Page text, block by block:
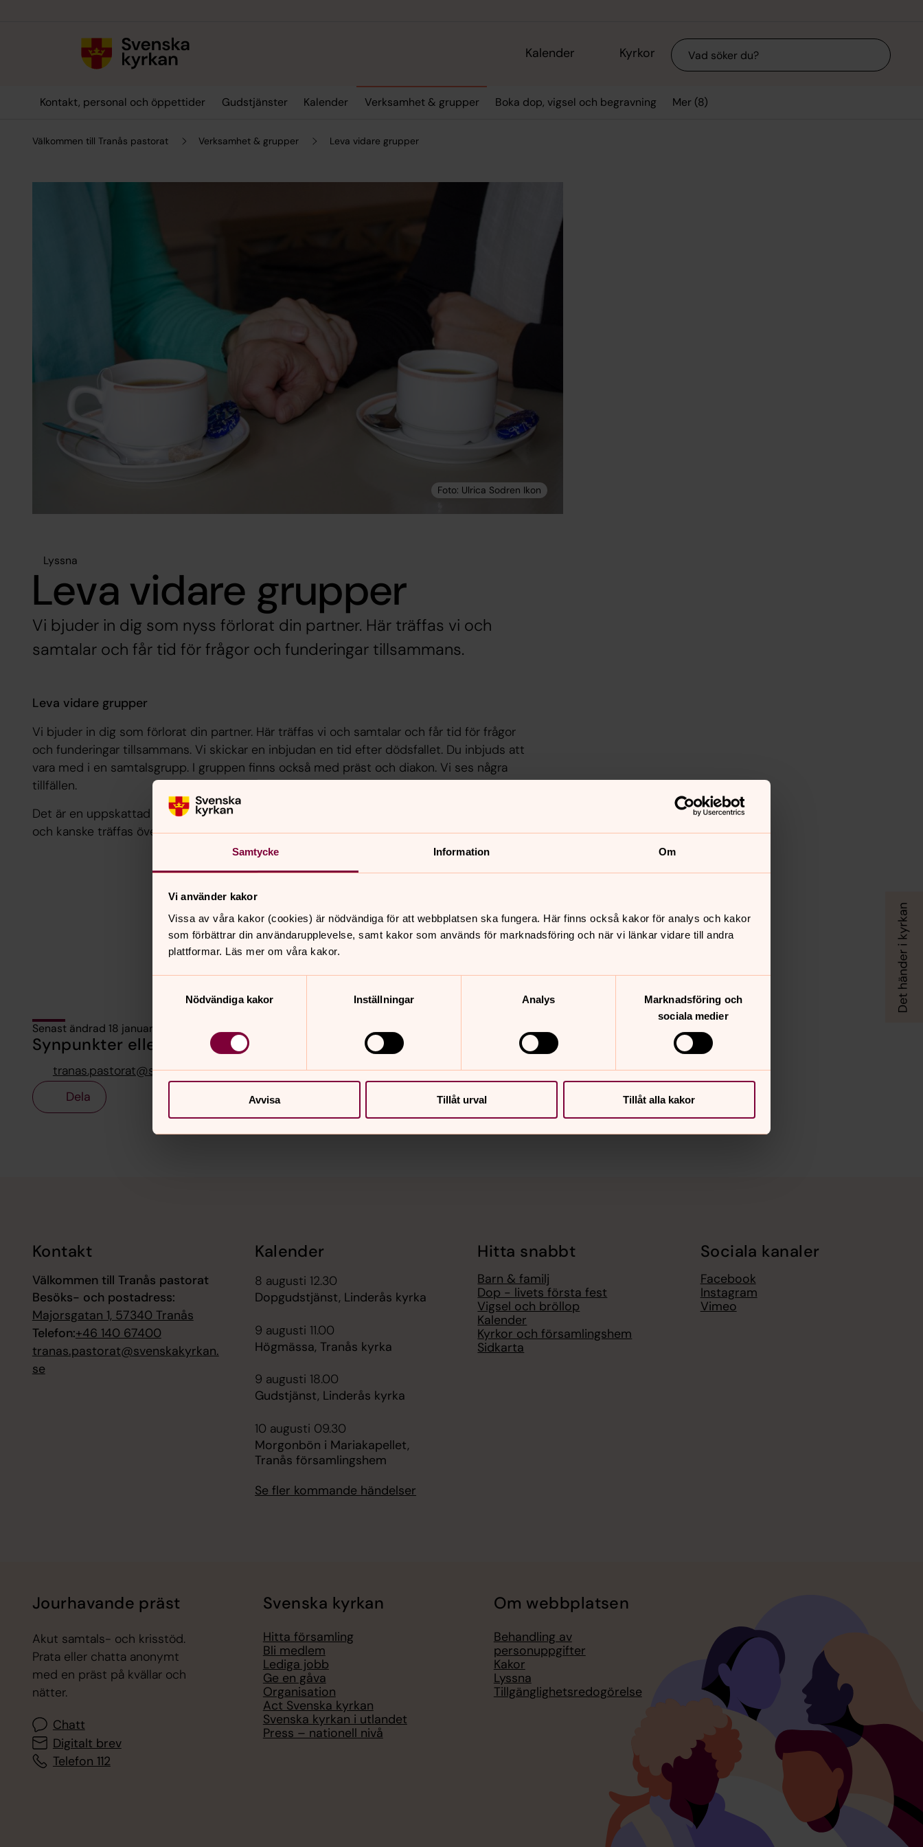
Samtycke Information Om
Vi använder kakor
Vissa av våra kakor (cookies) är nödvändiga för att webbplatsen ska fungera. Här finns också kakor för analys och kakor
som förbättrar din användarupplevelse, samt kakor som används för marknadsföring och när vi länkar vidare till andra
plattformar. Läs mer om våra kakor.
Nödvändiga kakor
Inställningar Analys
Marknadsföring och
sociala medier
Avvisa Tillåt urval Tillåt alla kakor
Kalender Kyrkor Sök
Kontakt, personal och öppettider Gudstjänster Kalender Verksamhet & grupper Boka dop, vigsel och begravning Mer (8)
Välkommen till Tranås pastorat Verksamhet & grupper Leva vidare grupper
Lyssna
Leva vidare grupper
Vi bjuder in dig som nyss förlorat din partner. Här träffas vi och
samtalar och får tid för frågor och funderingar tillsammans.
Leva vidare grupper
Vi bjuder in dig som förlorat din partner. Här träffas vi och samtalar och får tid för frågor
och funderingar tillsammans. Vi skickar en inbjudan en tid efter dödsfallet. Du inbjuds att
vara med i en samtalsgrupp. I gruppen finns också med präst och diakon. Vi ses några
tillfällen.
Det är en uppskattad grupp och många knyter kontakter. En del väljer att fortsätta ses
och kanske träffas över en kopp kaffe på Lyktan, vårt café och mötesplats på stan.
Senast ändrad 18 januari 2022
Synpunkter eller frågor på sidans innehåll?
tranas.pastorat@svenskakyrkan.se
Dela
Kontakt
Välkommen till Tranås pastorat
Besöks- och postadress:
Majorsgatan 1, 57340 Tranås
Telefon:+46 140 67400
tranas.pastorat@svenskakyrkan.
se
Kalender
8 augusti 12.30
Dopgudstjänst, Linderås kyrka
9 augusti 11.00
Högmässa, Tranås kyrka
9 augusti 18.00
Gudstjänst, Linderås kyrka
10 augusti 09.30
Morgonbön i Mariakapellet,
Tranås församlingshem
Se fler kommande händelser
Hitta snabbt
Barn & familj
Dop - livets första fest
Vigsel och bröllop
Kalender
Kyrkor och församlingshem
Sidkarta
Sociala kanaler
Facebook
Instagram
Vimeo
Jourhavande präst
Akut samtals- och krisstöd.
Prata eller chatta anonymt
med en präst på kvällar och
nätter.
Chatt
Digitalt brev
Telefon 112
Svenska kyrkan
Hitta församling
Bli medlem
Lediga jobb
Ge en gåva
Organisation
Act Svenska kyrkan
Svenska kyrkan i utlandet
Press – nationell nivå
Om webbplatsen
Behandling av
personuppgifter
Kakor
Lyssna
Tillgänglighetsredogörelse